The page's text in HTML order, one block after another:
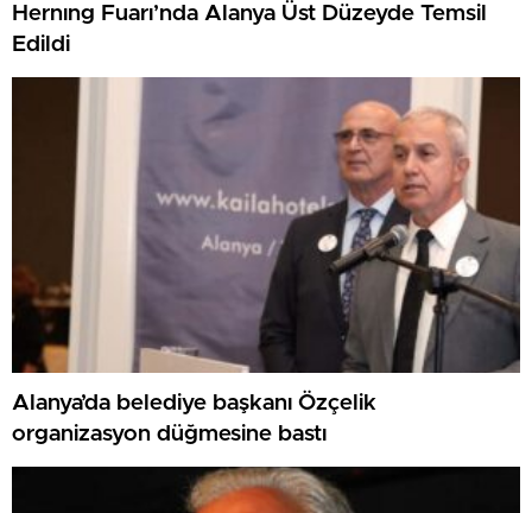
Hernıng Fuarı’nda Alanya Üst Düzeyde Temsil
Edildi
Alanya’da belediye başkanı Özçelik
organizasyon düğmesine bastı